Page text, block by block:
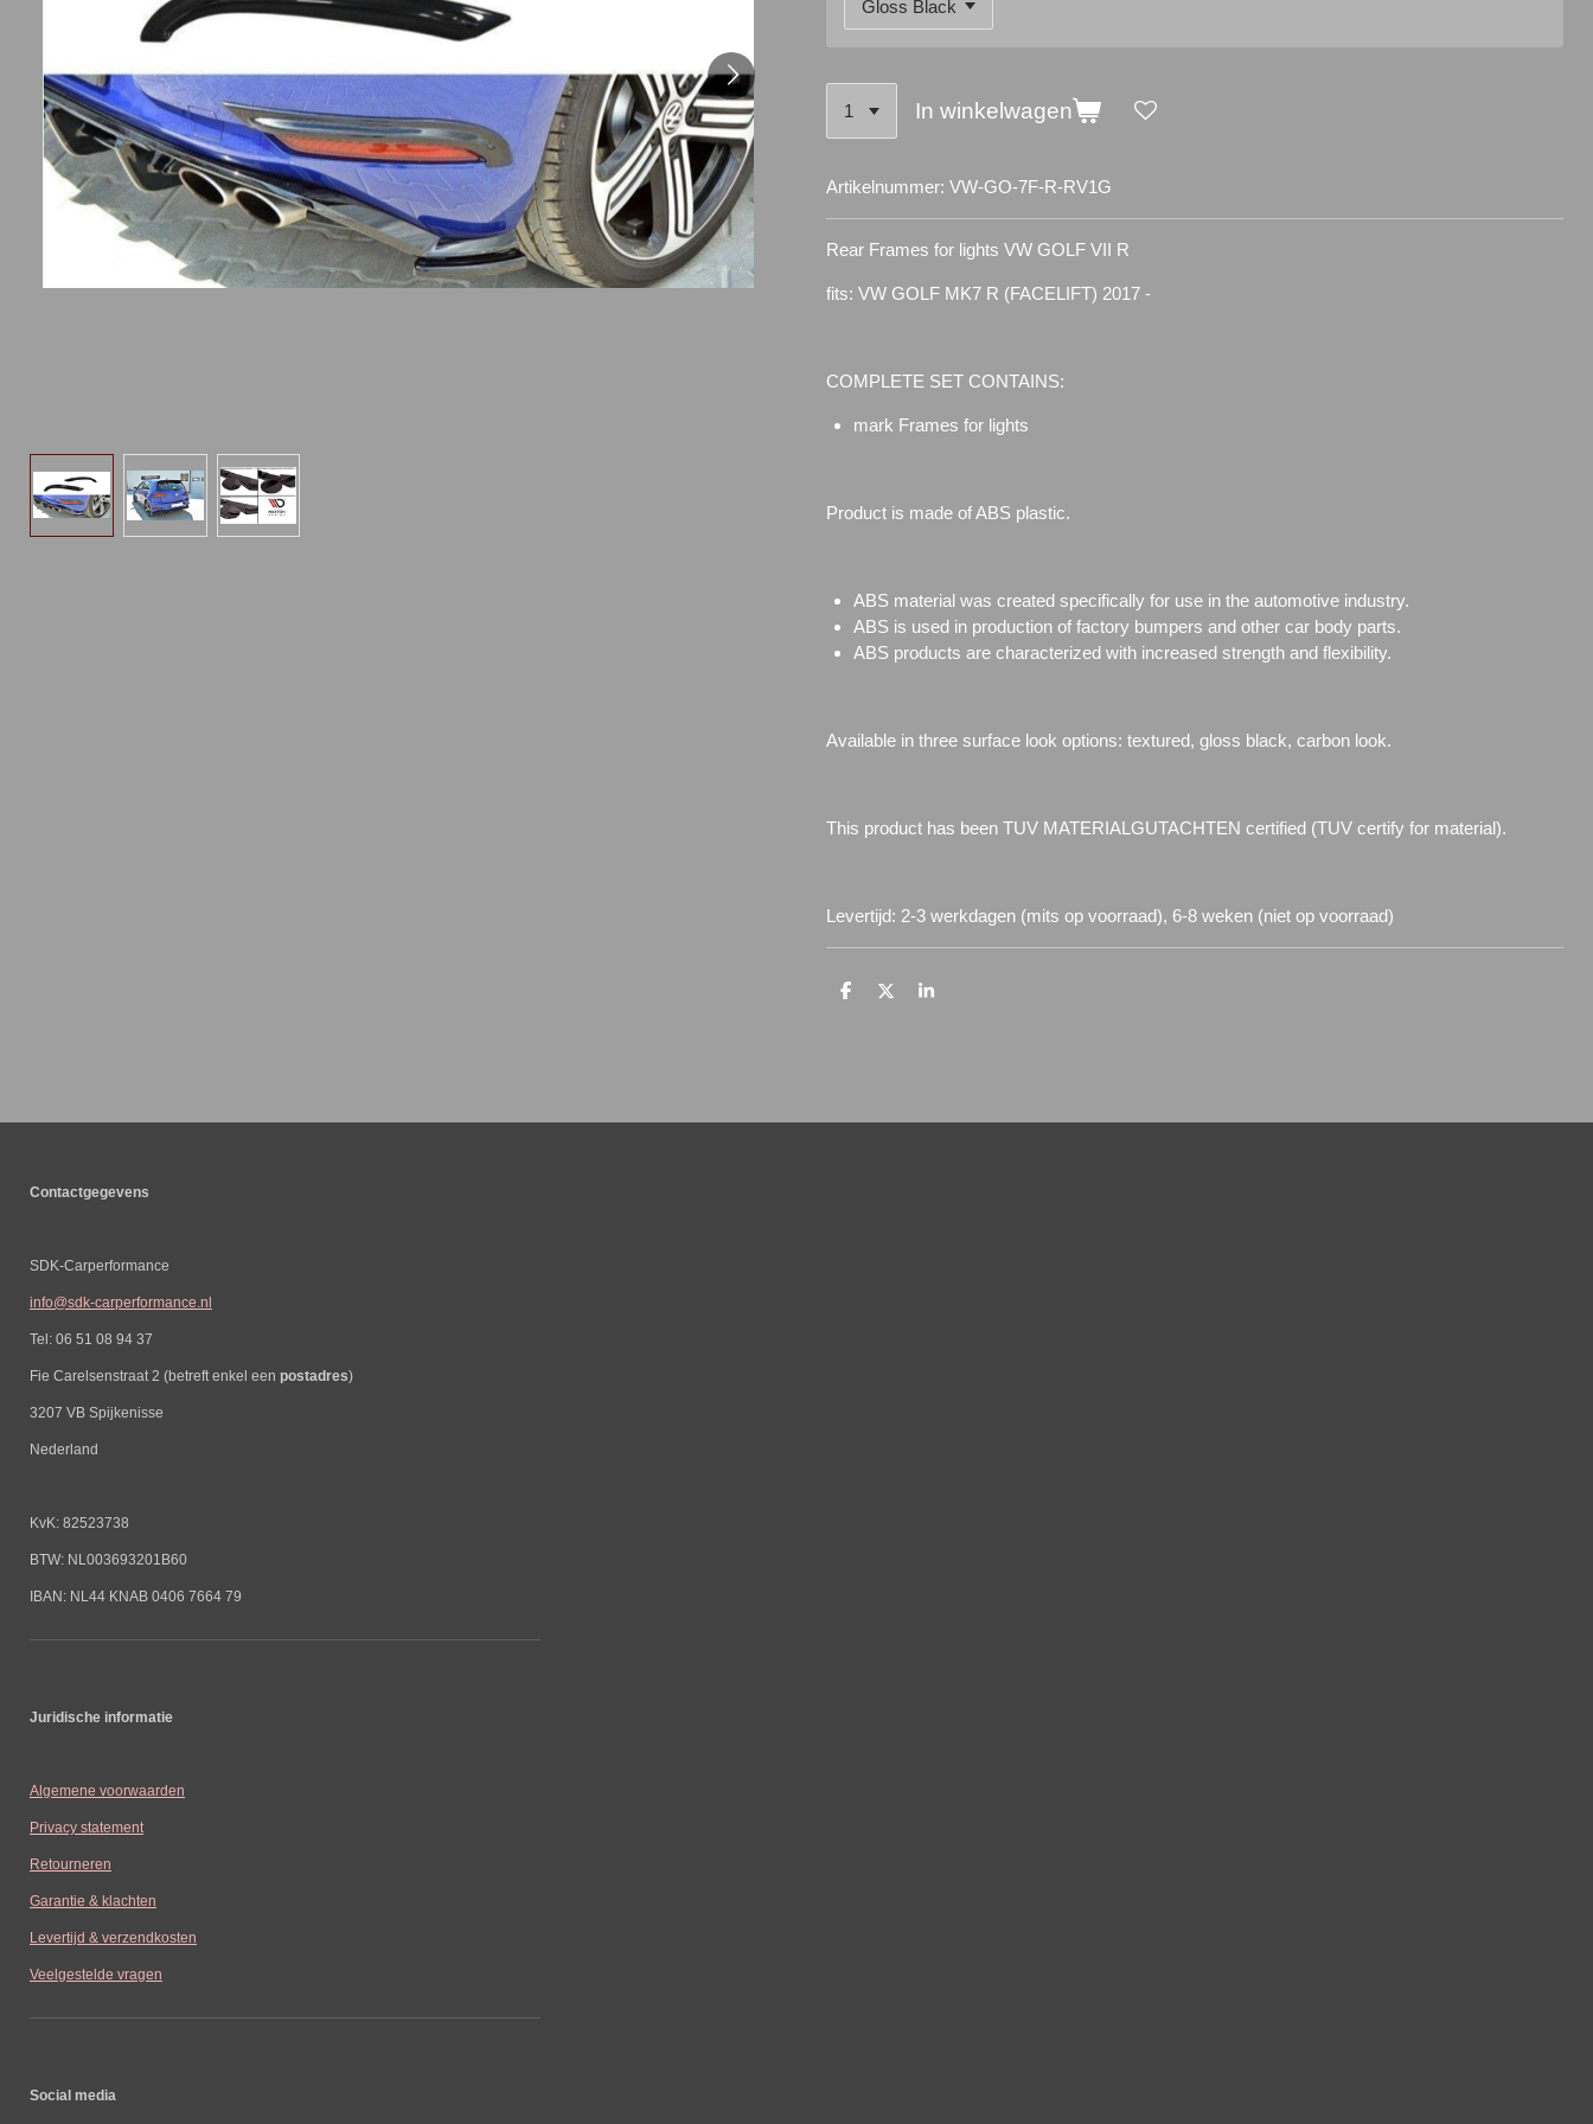
In winkelwagen
Artikelnummer: VW-GO-7F-R-RV1G
Rear Frames for lights VW GOLF VII R
fits: VW GOLF MK7 R (FACELIFT) 2017 -
COMPLETE SET CONTAINS:
mark Frames for lights
Product is made of ABS plastic.
ABS material was created specifically for use in the automotive industry.
ABS is used in production of factory bumpers and other car body parts.
ABS products are characterized with increased strength and flexibility.
Available in three surface look options: textured, gloss black, carbon look.
This product has been TUV MATERIALGUTACHTEN certified (TUV certify for material).
Levertijd: 2-3 werkdagen (mits op voorraad), 6-8 weken (niet op voorraad)
D
D
S
Contactgegevens
SDK-Carperformance
info@sdk-carperformance.nl
Tel: 06 51 08 94 37
Fie Carelsenstraat 2 (betreft enkel een postadres)
3207 VB Spijkenisse
Nederland
KvK: 82523738
BTW: NL003693201B60
IBAN: NL44 KNAB 0406 7664 79
Juridische informatie
Algemene voorwaarden
Privacy statement
Retourneren
Garantie & klachten
Levertijd & verzendkosten
Veelgestelde vragen
Social media